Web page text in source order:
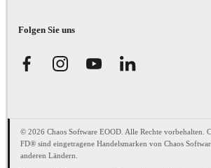
Folgen Sie uns
© 2026 Chaos Software EOOD. Alle Rechte vorbehalten.
FD® sind eingetragene Handelsmarken von Chaos
anderen Ländern.